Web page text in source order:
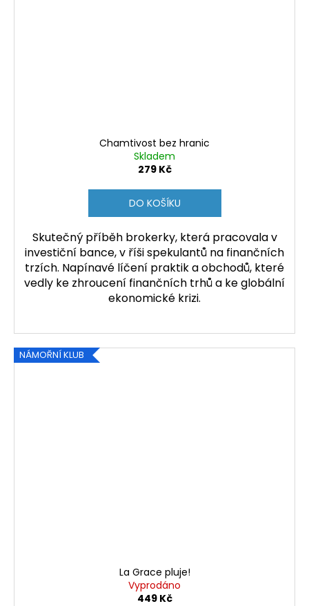
Chamtivost bez hranic
Skladem
279 Kč
DO KOŠÍKU
Skutečný příběh brokerky, která pracovala v
investiční bance, v říši spekulantů na finančních
trzích. Napínavé líčení praktik a obchodů, které
vedly ke zhroucení finančních trhů a ke globální
ekonomické krizi.
NÁMOŘNÍ KLUB
La Grace pluje!
Vyprodáno
449 Kč